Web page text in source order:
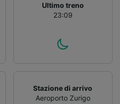
Ultimo treno
23:09
Stazione di arrivo
Aeroporto Zurigo